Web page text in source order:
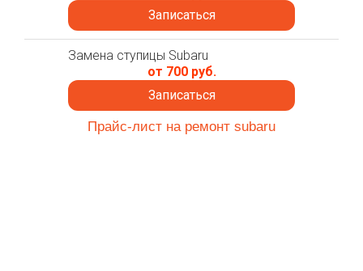
Записаться
Замена ступицы Subaru
от 700 руб.
Записаться
Прайс-лист на ремонт subaru